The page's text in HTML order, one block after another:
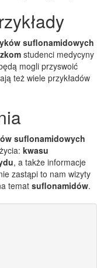
suflonamidowych
studenci medycyny
mogli przyswoić
też wiele przykładów
suflonamidowych
kwasu
, a także informacje
zastąpi to nam wizyty
temat suflonamidów.